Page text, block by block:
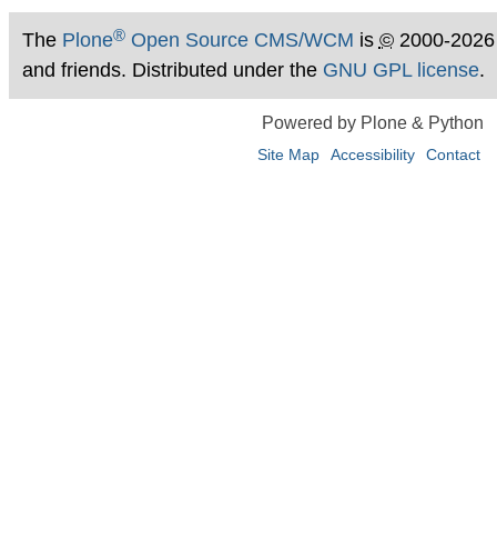
The Plone®Open Source CMS/WCM is ©2000-
and friends. Distributed under the GNU GPL license.
Powered by Plone & Python
Site Map Accessibility Contact